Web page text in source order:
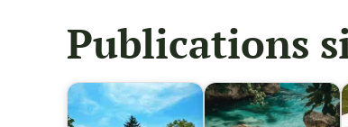
Publications